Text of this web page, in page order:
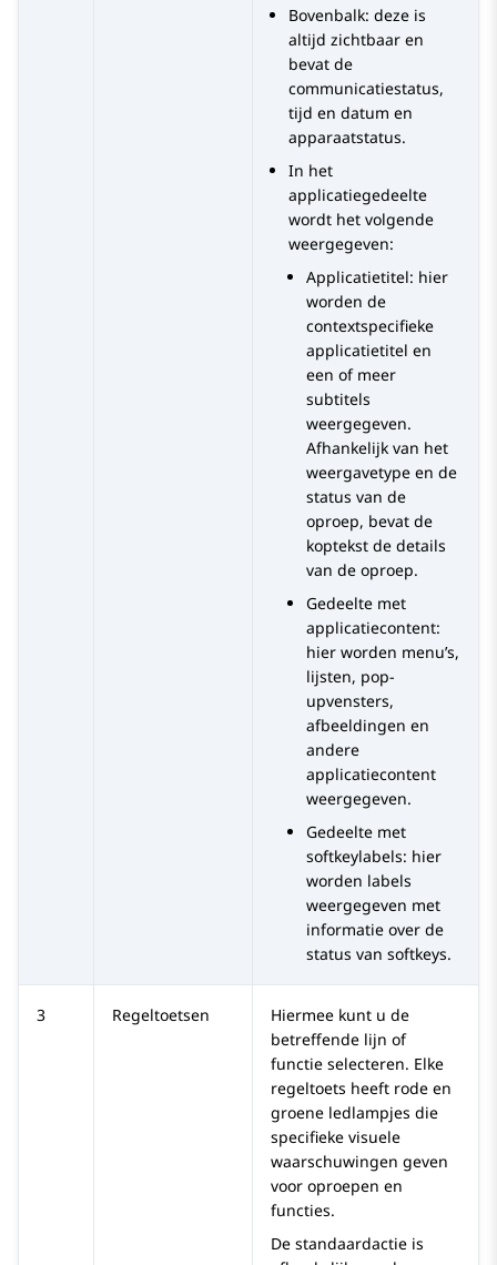
Bovenbalk: deze is
altijd zichtbaar en
bevat de
communicatiestatus,
tijd en datum en
apparaatstatus.
In het
applicatiegedeelte
wordt het volgende
weergegeven:
Applicatietitel: hier
worden de
contextspecifieke
applicatietitel en
een of meer
subtitels
weergegeven.
Afhankelijk van het
weergavetype en de
status van de
oproep, bevat de
koptekst de details
van de oproep.
Gedeelte met
applicatiecontent:
hier worden menu’s,
lijsten, pop-
upvensters,
afbeeldingen en
andere
applicatiecontent
weergegeven.
Gedeelte met
softkeylabels: hier
worden labels
weergegeven met
informatie over de
status van softkeys.
3 Regeltoetsen
Hiermee kunt u de
betreffende lijn of
functie selecteren. Elke
regeltoets heeft rode en
groene ledlampjes die
specifieke visuele
waarschuwingen geven
voor oproepen en
functies.
De standaardactie is